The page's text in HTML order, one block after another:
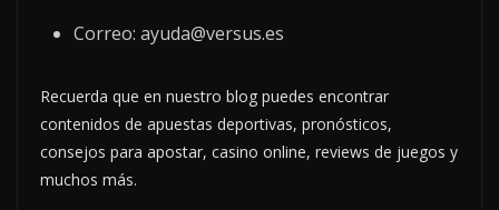
Correo: ayuda@versus.es
Recuerda que en nuestro blog puedes encontrar
contenidos de apuestas deportivas, pronósticos,
consejos para apostar, casino online, reviews de juegos y
muchos más.